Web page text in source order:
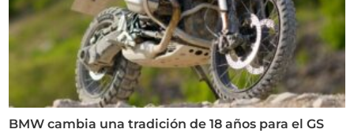
BMW cambia una tradición de 18 años para el GS